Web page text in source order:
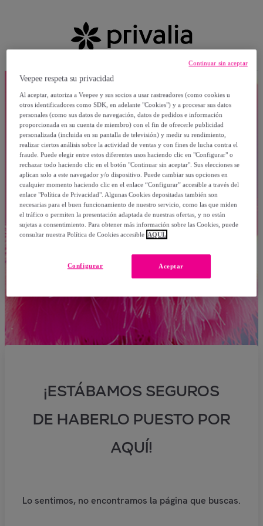
¡ESTÁBAMOS SEGUROS
DE HABERLO PUESTO POR
AQUÍ!
Lo sentimos, no encontramos la página que buscas.
Veepee respeta su privacidad
Al aceptar, autoriza a Veepee y sus socios a usar rastreadores (como cookies u
otros identificadores como SDK, en adelante "Cookies") y a procesar sus datos
personales (como sus datos de navegación, datos de pedidos e información
proporcionada en su cuenta de miembro) con el fin de ofrecerle publicidad
personalizada (incluida en su pantalla de televisión) y medir su rendimiento,
realizar ciertos análisis sobre la actividad de ventas y con fines de lucha contra el
fraude. Puede elegir entre estos diferentes usos haciendo clic en "Configurar" o
rechazar todo haciendo clic en el botón "Continuar sin aceptar". Sus elecciones se
aplican solo a este navegador y/o dispositivo. Puede cambiar sus opciones en
cualquier momento haciendo clic en el enlace “Configurar” accesible a través del
enlace "Política de Privacidad". Algunas Cookies depositadas también son
necesarias para el buen funcionamiento de nuestro servicio, como las que miden
el tráfico o permiten la presentación adaptada de nuestras ofertas, y no están
sujetas a consentimiento. Para obtener más información sobre las Cookies, puede
consultar nuestra Política de Cookies accesible AQUÍ.
Aceptar
Configurar
Continuar sin aceptar